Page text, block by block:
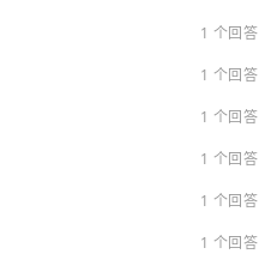
1 个回答
1 个回答
1 个回答
1 个回答
1 个回答
1 个回答